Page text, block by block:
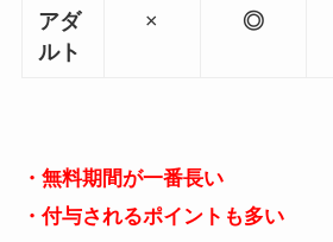
アダ
ルト
× ◎
・無料期間が一番長い
・付与されるポイントも多い